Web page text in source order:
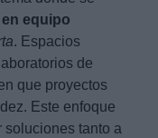
equipo
. Espacios
de
que proyectos
Este enfoque
soluciones tanto a